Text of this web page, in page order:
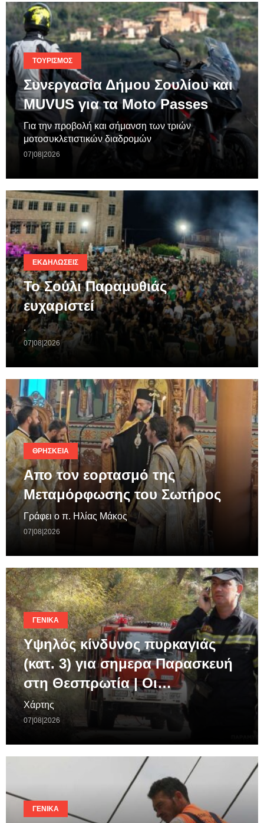
ΤΟΥΡΙΣΜΌΣ
Συνεργασία Δήμου Σουλίου και
MUVUS για τα Moto Passes
Για την προβολή και σήμανση των τριών
μοτοσυκλετιστικών διαδρομών
07|08|2026
ΕΚΔΗΛΏΣΕΙΣ
Το Σούλι Παραμυθιάς
ευχαριστεί
.
07|08|2026
ΘΡΗΣΚΕΊΑ
Απο τον εορτασμό της
Μεταμόρφωσης του Σωτήρος
Γράφει ο π. Ηλίας Μάκος
07|08|2026
ΓΕΝΙΚΆ
Υψηλός κίνδυνος πυρκαγιάς
(κατ. 3) για σημερα Παρασκευή
στη Θεσπρωτία | Οι…
Χάρτης
07|08|2026
ΓΕΝΙΚΆ